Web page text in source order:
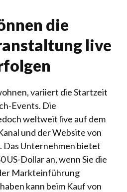
die
live
variiert die Startzeit
Events. Die
weltweit live auf dem
und der Website von
Das Unternehmen bietet
US-Dollar an, wenn Sie die
Markteinführung
kann beim Kauf von